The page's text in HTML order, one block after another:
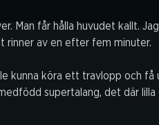
Man får hålla huvudet kallt.
rinner av en efter fem minuter.
kunna köra ett travlopp och få
supertalang, det där lilla